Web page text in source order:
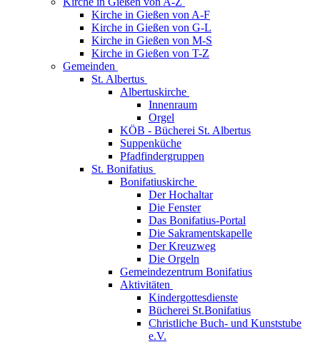
Kirche in Gießen von A-F
Kirche in Gießen von G-L
Kirche in Gießen von M-S
Kirche in Gießen von T-Z
Gemeinden
St. Albertus
Albertuskirche
Innenraum
Orgel
KÖB - Bücherei St. Albertus
Suppenküche
Pfadfindergruppen
St. Bonifatius
Bonifatiuskirche
Der Hochaltar
Die Fenster
Das Bonifatius-Portal
Die Sakramentskapelle
Der Kreuzweg
Die Orgeln
Gemeindezentrum Bonifatius
Aktivitäten
Kindergottesdienste
Bücherei St.Bonifatius
Christliche Buch- und Kunststube
e.V.